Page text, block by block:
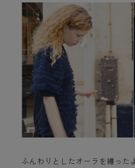
ふんわりとしたオーラを纏った